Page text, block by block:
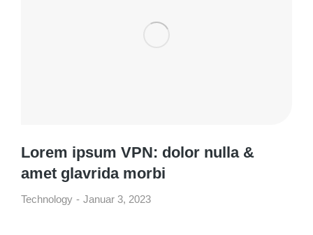
Lorem ipsum VPN: dolor nulla &
amet glavrida morbi
Technology Januar 3, 2023